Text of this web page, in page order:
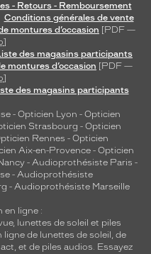
- Retours - Remboursement
Conditions générales de vente
montures d’occasion [PDF —
]
des magasins participants
montures d’occasion [PDF —
]
des magasins participants
- Opticien Lyon - Opticien
Strasbourg - Opticien
Rennes - Opticien
Aix-en-Provence - Opticien
- Audioprothésiste Paris -
- Audioprothésiste
- Audioprothésiste Marseille
en ligne :
, lunettes de soleil et piles
ligne de lunettes de soleil, de
, et de piles audios. Essayez